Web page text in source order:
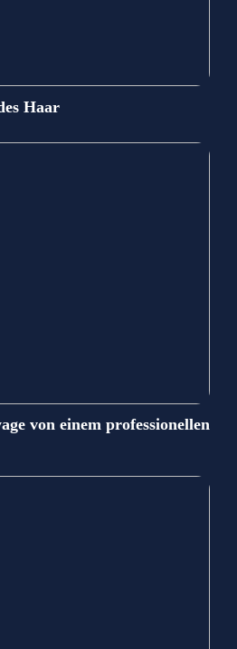
Haar
von einem professionellen